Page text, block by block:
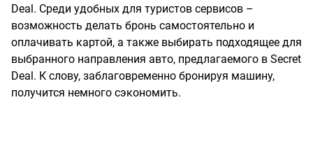
Deal. Среди удобных для туристов сервисов –
возможность делать бронь самостоятельно и
оплачивать картой, а также выбирать подходящее для
выбранного направления авто, предлагаемого в Secret
Deal. К слову, заблаговременно бронируя машину,
получится немного сэкономить.